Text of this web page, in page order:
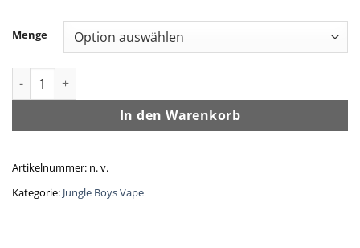
Menge
Jungle Boys | Skywalker OG - 1g Live Resin All-In-One Menge
In den Warenkorb
Artikelnummer: n. v.
Kategorie: Jungle Boys Vape